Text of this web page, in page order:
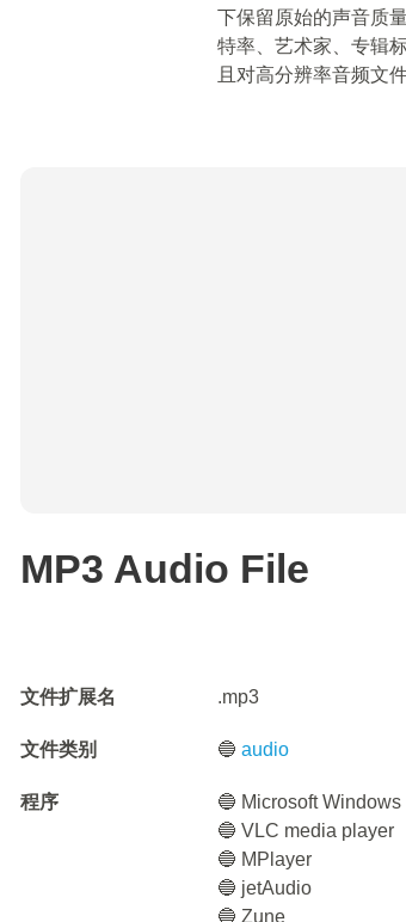
下保留原始的声音质
特率、艺术家、专辑
且对高分辨率音频文
MP3 Audio File
文件扩展名 .mp3
文件类别 🔵audio
程序
🔵 Microsoft
🔵 VLC media player
🔵 MPlayer
🔵 jetAudio
🔵 Zune